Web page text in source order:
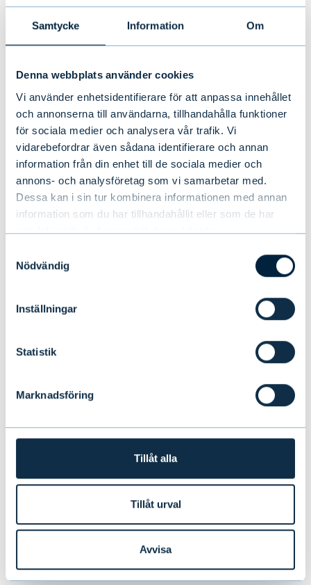
Samtycke Information Om
Denna webbplats använder cookies
Vi använder enhetsidentifierare för att anpassa innehållet
och annonserna till användarna, tillhandahålla funktioner
för sociala medier och analysera vår trafik. Vi
vidarebefordrar även sådana identifierare och annan
information från din enhet till de sociala medier och
annons- och analysföretag som vi samarbetar med.
Dessa kan i sin tur kombinera informationen med annan
information som du har tillhandahållit eller som de har
samlat in när du har använt deras tjänster.
Nödvändig
Inställningar
Statistik
Marknadsföring
Tillåt alla
Tillåt urval
Avvisa
Stabil tillväxt under första halvåret
NYHETER|EVLI-KONCERNEN|14.07.2026
Evli rekryterar Director of Sales